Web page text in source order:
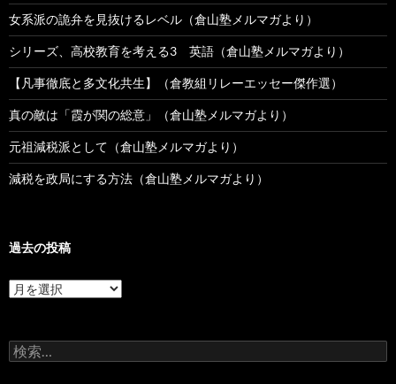
女系派の詭弁を見抜けるレベル（倉山塾メルマガより）
シリーズ、高校教育を考える3 英語（倉山塾メルマガより）
【凡事徹底と多文化共生】（倉教組リレーエッセー傑作選）
真の敵は「霞が関の総意」（倉山塾メルマガより）
元祖減税派として（倉山塾メルマガより）
減税を政局にする方法（倉山塾メルマガより）
過去の投稿
過
去
稿
検
索: